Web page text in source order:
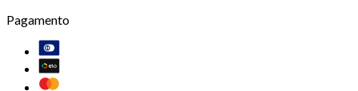
Pagamento